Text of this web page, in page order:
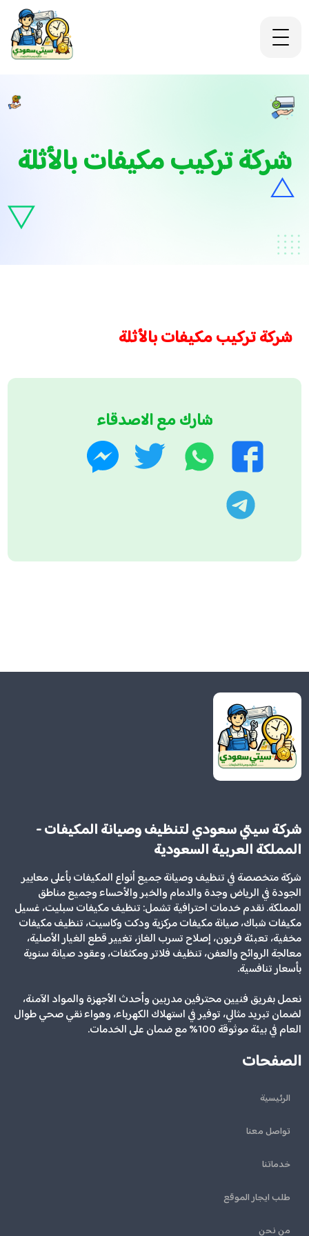
شركة تركيب مكيفات بالأثلة
شركة تركيب مكيفات بالأثلة
شارك مع الاصدقاء
فيسبوك
واتساب تويتر
شركة سيتي سعودي لتنظيف وصيانة المكيفات -
المملكة العربية السعودية
شركة متخصصة في تنظيف وصيانة جميع أنواع المكيفات بأعلى معايير
الجودة في الرياض وجدة والدمام والخبر والأحساء وجميع مناطق
المملكة. نقدم خدمات احترافية تشمل: تنظيف مكيفات سبليت، غسيل
مكيفات شباك، صيانة مكيفات مركزية ودكت وكاسيت، تنظيف مكيفات
مخفية، تعبئة فريون، إصلاح تسرب الغاز، تغيير قطع الغيار الأصلية،
معالجة الروائح والعفن، تنظيف فلاتر ومكثفات، وعقود صيانة سنوية
بأسعار تنافسية.
نعمل بفريق فنيين محترفين مدربين وأحدث الأجهزة والمواد الآمنة،
لضمان تبريد مثالي، توفير في استهلاك الكهرباء، وهواء نقي صحي طوال
العام في بيئة موثوقة 100% مع ضمان على الخدمات.
الصفحات
الرئيسية
تواصل معنا
خدماتنا
طلب ايجار الموقع
من نحن